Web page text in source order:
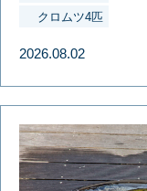
クロムツ4匹
2026.08.02